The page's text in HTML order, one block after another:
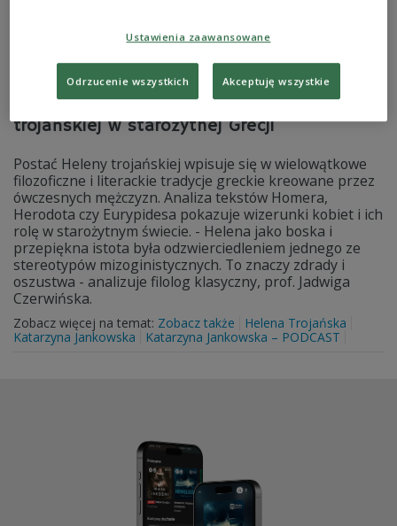
Ikona piękna i wojny. Mity Heleny
trojańskiej w starożytnej Grecji
Postać Heleny trojańskiej wpisuje się w wielowątkowe
filozoficzne i literackie tradycje greckie kreowane przez
ówczesnych mężczyzn. Analiza tekstów Homera,
Herodota czy Eurypidesa pokazuje wizerunki kobiet i ich
rolę w starożytnym świecie. - Helena jako boska i
przepiękna istota była odzwierciedleniem jednego ze
stereotypów mizoginistycznych. To znaczy zdrady i
oszustwa - analizuje filolog klasyczny, prof. Jadwiga
Czerwińska.
Zobacz więcej na temat: Zobacz także
Helena Trojańska
Katarzyna Jankowska
Katarzyna Jankowska – PODCAST
Ustawienia zaawansowane
Odrzucenie wszystkich Akceptuję wszystkie